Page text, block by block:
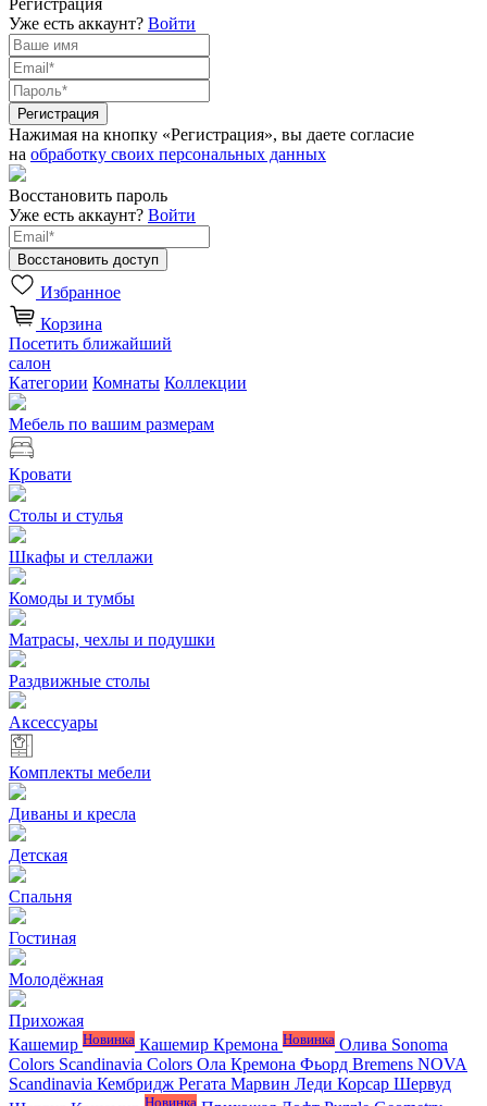
Регистрация
Уже есть аккаунт? Войти
Нажимая на кнопку «Регистрация», вы даете согласие
на обработку своих персональных данных
Восстановить пароль
Уже есть аккаунт? Войти
Избранное
Корзина
Посетить ближайший
салон
Категории Комнаты Коллекции
Мебель по вашим размерам
Кровати
Столы и стулья
Шкафы и стеллажи
Комоды и тумбы
Матрасы, чехлы и подушки
Раздвижные столы
Аксессуары
Комплекты мебели
Диваны и кресла
Детская
Спальня
Гостиная
Молодёжная
Прихожая
Кашемир Новинка Кашемир Кремона Новинка Олива Sonoma
Colors Scandinavia Colors Ола Кремона Фьорд Bremens NOVA
Scandinavia Кембридж Регата Марвин Леди Корсар Шервуд
Новинка